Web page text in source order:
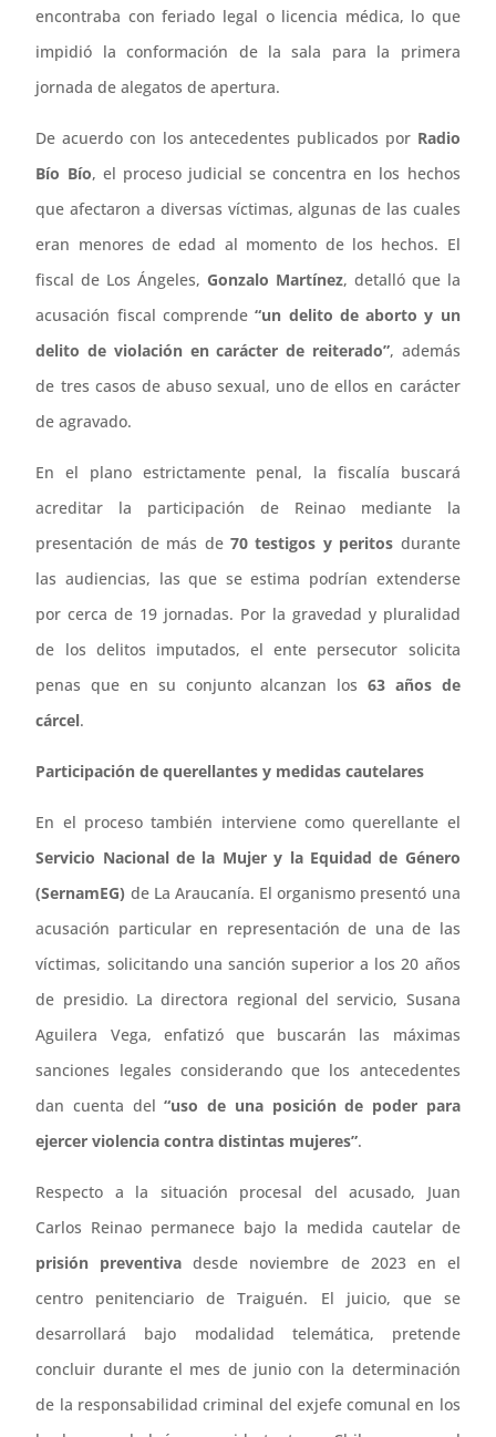
encontraba con feriado legal o licencia médica, lo que
impidió la conformación de la sala para la primera
jornada de alegatos de apertura.
De acuerdo con los antecedentes publicados por Radio
Bío Bío, el proceso judicial se concentra en los hechos
que afectaron a diversas víctimas, algunas de las cuales
eran menores de edad al momento de los hechos. El
fiscal de Los Ángeles, Gonzalo Martínez, detalló que la
acusación fiscal comprende“un delito de aborto y un
delito de violación en carácter de reiterado”, además
de tres casos de abuso sexual, uno de ellos en carácter
de agravado.
En el plano estrictamente penal, la fiscalía buscará
acreditar la participación de Reinao mediante la
presentación de más de 70 testigos y peritos durante
las audiencias, las que se estima podrían extenderse
por cerca de 19 jornadas. Por la gravedad y pluralidad
de los delitos imputados, el ente persecutor solicita
penas que en su conjunto alcanzan los 63 años de
cárcel.
Participación de querellantes y medidas cautelares
En el proceso también interviene como querellante el
Servicio Nacional de la Mujer y la Equidad de Género
(SernamEG) de La Araucanía. El organismo presentó una
acusación particular en representación de una de las
víctimas, solicitando una sanción superior a los 20 años
de presidio. La directora regional del servicio, Susana
Aguilera Vega, enfatizó que buscarán las máximas
sanciones legales considerando que los antecedentes
dan cuenta del“uso de una posición de poder para
ejercer violencia contra distintas mujeres”.
Respecto a la situación procesal del acusado, Juan
Carlos Reinao permanece bajo la medida cautelar de
prisión preventiva desde noviembre de 2023 en el
centro penitenciario de Traiguén. El juicio, que se
desarrollará bajo modalidad telemática, pretende
concluir durante el mes de junio con la determinación
de la responsabilidad criminal del exjefe comunal en los